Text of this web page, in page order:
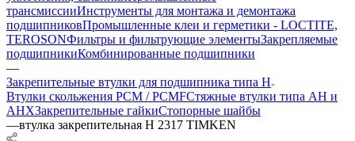
трансмиссииИнструменты для монтажа и демонтажа
подшипниковПромышленные клеи и герметики - LOCTITE,
TEROSONФильтры и фильтрующие элементыЗакрепляемые
подшипникиКомбинированные подшипники
—
Закрепительные втулки для подшипника типа H
Втулки скольжения PCM / PCMFСтяжные втулки типа AH и
AHXЗакрепительные гайкиСтопорные шайбы
—втулка закрепительная H 2317 TIMKEN